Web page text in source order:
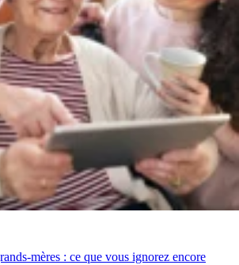
mères : ce que vous ignorez encore